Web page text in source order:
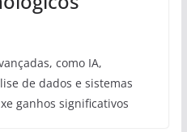
como IA,
de dados e sistemas
ganhos significativos